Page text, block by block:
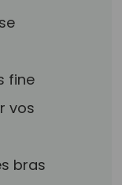
fine
vos
bras